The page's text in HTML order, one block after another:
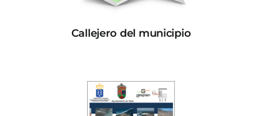
Callejero del municipio